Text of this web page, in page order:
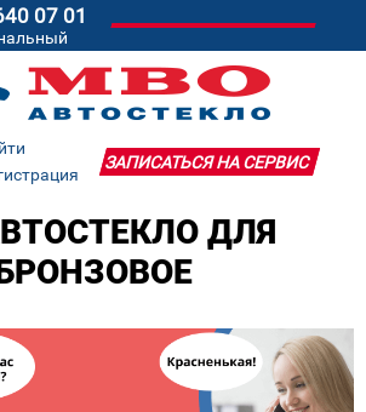
07 01
ЗАПИСАТЬСЯ НА СЕРВИС
ДЛЯ
БРОНЗОВОЕ